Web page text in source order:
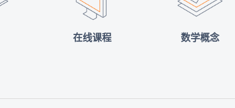
在线课程 数学概念